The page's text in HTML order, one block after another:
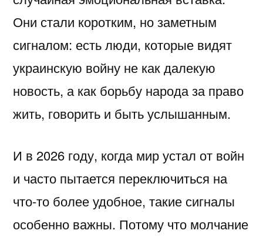
Они стали коротким, но заметным
сигналом: есть люди, которые видят
украинскую войну не как далекую
новость, а как борьбу народа за право
жить, говорить и быть услышанным.
И в 2026 году, когда мир устал от войн
и часто пытается переключиться на
что-то более удобное, такие сигналы
особенно важны. Потому что молчание